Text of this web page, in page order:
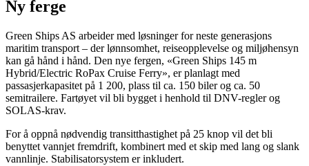
Ny ferge
Green Ships AS arbeider med løsninger for neste generasjons
maritim transport – der lønnsomhet, reiseopplevelse og miljøhensyn
kan gå hånd i hånd. Den nye fergen, «Green Ships 145 m
Hybrid/Electric RoPax Cruise Ferry», er planlagt med
passasjerkapasitet på 1 200, plass til ca. 150 biler og ca. 50
semitrailere. Fartøyet vil bli bygget i henhold til DNV-regler og
SOLAS-krav.
For å oppnå nødvendig transitthastighet på 25 knop vil det bli
benyttet vannjet fremdrift, kombinert med et skip med lang og slank
vannlinje. Stabilisatorsystem er inkludert.